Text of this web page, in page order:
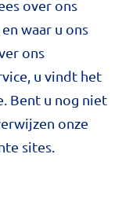
over ons
waar u ons
ons
u vindt het
Bent u nog niet
onze
sites.